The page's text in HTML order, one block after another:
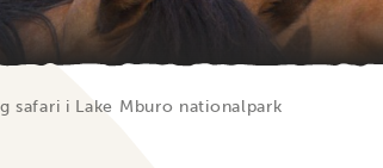
safari i Lake Mburo nationalpark